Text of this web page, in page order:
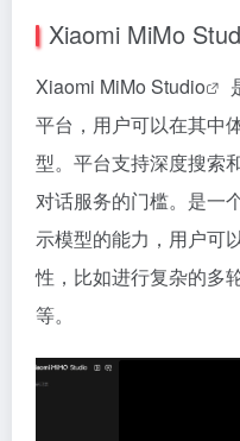
Xiaomi MiMo
Xiaomi MiMo Studio
平台，用户可以在其中
型。平台支持深度搜索
对话服务的门槛。是一
示模型的能力，用户可
性，比如进行复杂的多
等。